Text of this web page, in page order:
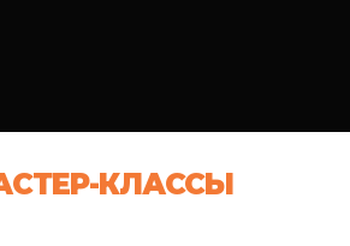
КЛАССЫ